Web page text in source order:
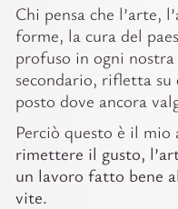
Chi pensa che l’arte,
forme, la cura del
profuso in ogni
secondario, rifletta su
posto dove ancora
Perciò questo è il mio
rimettere il gusto,
un lavoro fatto bene
vite.